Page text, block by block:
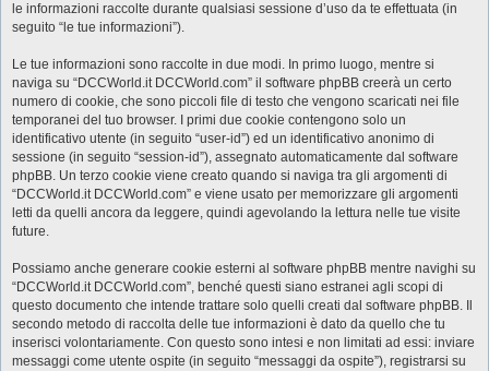
le informazioni raccolte durante qualsiasi sessione d’uso da te effettuata (in
seguito “le tue informazioni”).
Le tue informazioni sono raccolte in due modi. In primo luogo, mentre si
naviga su “DCCWorld.it DCCWorld.com” il software phpBB creerà un certo
numero di cookie, che sono piccoli file di testo che vengono scaricati nei file
temporanei del tuo browser. I primi due cookie contengono solo un
identificativo utente (in seguito “user-id”) ed un identificativo anonimo di
sessione (in seguito “session-id”), assegnato automaticamente dal software
phpBB. Un terzo cookie viene creato quando si naviga tra gli argomenti di
“DCCWorld.it DCCWorld.com” e viene usato per memorizzare gli argomenti
letti da quelli ancora da leggere, quindi agevolando la lettura nelle tue visite
future.
Possiamo anche generare cookie esterni al software phpBB mentre navighi su
“DCCWorld.it DCCWorld.com”, benché questi siano estranei agli scopi di
questo documento che intende trattare solo quelli creati dal software phpBB. Il
secondo metodo di raccolta delle tue informazioni è dato da quello che tu
inserisci volontariamente. Con questo sono intesi e non limitati ad essi: inviare
messaggi come utente ospite (in seguito “messaggi da ospite”), registrarsi su